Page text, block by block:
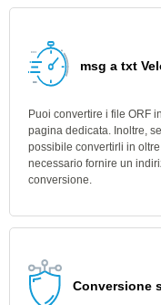
msg a txt
Puoi convertire i file ORF
pagina dedicata. Inoltre,
possibile convertirli in
necessario fornire un
conversione.
Conversione